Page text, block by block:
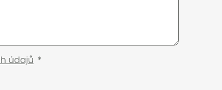
údajů *